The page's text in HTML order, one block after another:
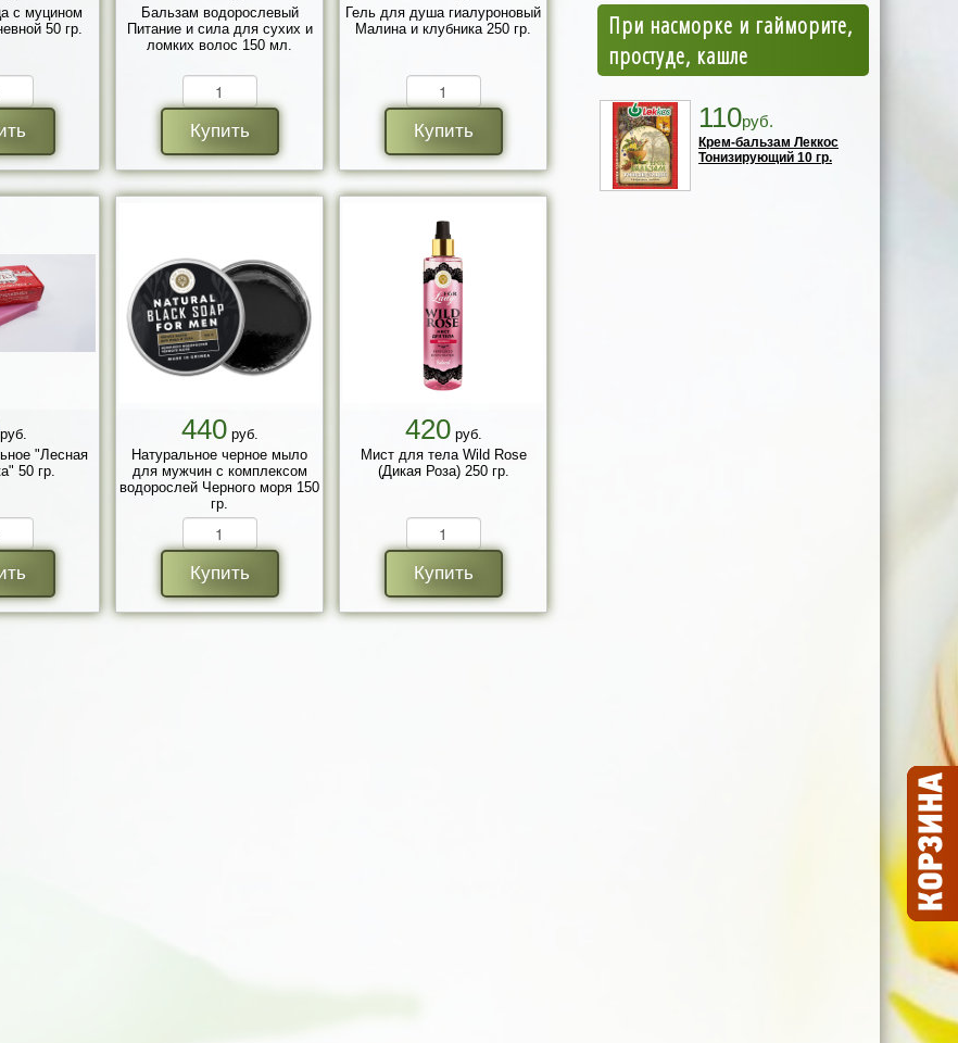
с муцином
50 гр.
Бальзам водорослевый
Питание и сила для сухих и
ломких волос 150 мл.
Купить
Гель для душа гиалуроновый
Малина и клубника 250 гр.
Купить
"Лесная
50 гр.
440руб.
Натуральное черное мыло
для мужчин с комплексом
водорослей Черного моря 150
гр.
Купить
420руб.
Мист для тела Wild Rose
(Дикая Роза) 250 гр.
Купить
При насморке и гайморите,
простуде, кашле
110руб.
Крем-бальзам Леккос
Тонизирующий 10 гр.